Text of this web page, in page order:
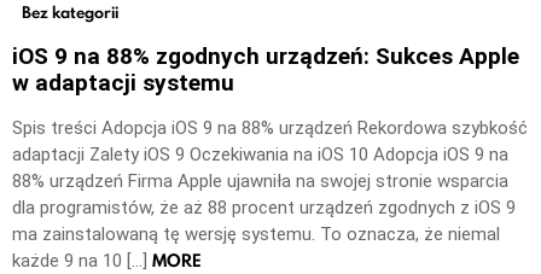
Bez kategorii
iOS 9 na 88% zgodnych urządzeń: Sukces Apple
w adaptacji systemu
Spis treści Adopcja iOS 9 na 88% urządzeń Rekordowa szybkość
adaptacji Zalety iOS 9 Oczekiwania na iOS 10 Adopcja iOS 9 na
88% urządzeń Firma Apple ujawniła na swojej stronie wsparcia
dla programistów, że aż 88 procent urządzeń zgodnych z iOS 9
ma zainstalowaną tę wersję systemu. To oznacza, że niemal
każde 9 na 10 […] MORE